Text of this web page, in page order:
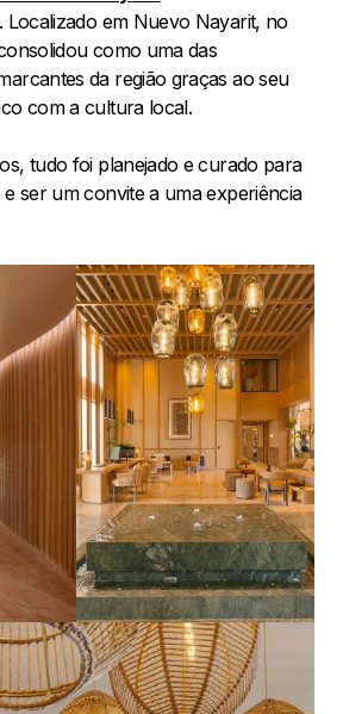
Localizado em Nuevo Nayarit, no
como uma das
da região graças ao seu
com a cultura local.
tudo foi planejado e curado para
ser um convite a uma experiência